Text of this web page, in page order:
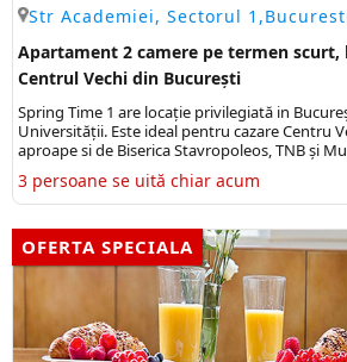
Str Academiei, Sectorul
Apartament 2 camere pe termen scurt,
Centrul Vechi din București
Spring Time 1 are locație privilegiată in
Universității. Este ideal pentru cazare Centru
aproape si de Biserica Stavropoleos, TNB și
3 persoane se uită chiar acum
OFERTA SPECIALA